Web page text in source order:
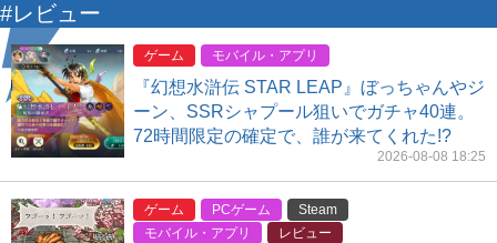
#レビュー
ゲーム モバイル・アプリ
『幻想水滸伝 STAR LEAP』ぼっちゃんやジ
ーン、SSRシャプール狙いでガチャ40連。
72時間限定の確定で、誰が来てくれた!?
2026-08-08 18:25
ゲーム PCゲーム
Steam
モバイル・アプリ
レビュー